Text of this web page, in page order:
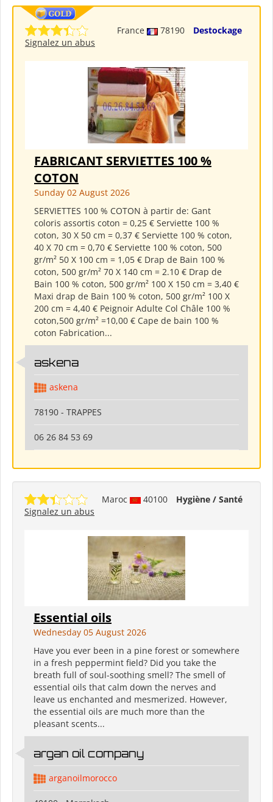
France 78190
Destockage
Signalez un abus
FABRICANT SERVIETTES 100 %
COTON
Sunday 02 August 2026
SERVIETTES 100 % COTON à partir de: Gant
coloris assortis coton = 0,25 € Serviette 100 %
coton, 30 X 50 cm = 0,37 € Serviette 100 % coton,
40 X 70 cm = 0,70 € Serviette 100 % coton, 500
gr/m² 50 X 100 cm = 1,05 € Drap de Bain 100 %
coton, 500 gr/m² 70 X 140 cm = 2.10 € Drap de
Bain 100 % coton, 500 gr/m² 100 X 150 cm = 3,40 €
Maxi drap de Bain 100 % coton, 500 gr/m² 100 X
200 cm = 4,40 € Peignoir Adulte Col Châle 100 %
coton,500 gr/m² =10,00 € Cape de bain 100 %
coton Fabrication...
askena
askena
78190 - TRAPPES
06 26 84 53 69
Maroc 40100
Hygiène / Santé
Signalez un abus
Essential oils
Wednesday 05 August 2026
Have you ever been in a pine forest or somewhere
in a fresh peppermint field? Did you take the
breath full of soul-soothing smell? The smell of
essential oils that calm down the nerves and
leave us enchanted and mesmerized. However,
the essential oils are much more than the
pleasant scents...
argan oil company
arganoilmorocco